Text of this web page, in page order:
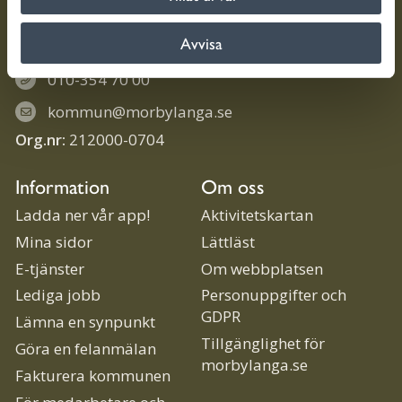
Avvisa
Trollhättevägen 4
386 80 Mörbylånga
010-354 70 00
kommun@morbylanga.se
Org.nr: 212000-0704
Information
Ladda ner vår app!
Mina sidor
E-tjänster
Lediga jobb
Lämna en synpunkt
Göra en felanmälan
Fakturera kommunen
Om oss
Aktivitetskartan
Lättläst
Om webbplatsen
Personuppgifter och
GDPR
Tillgänglighet för
morbylanga.se